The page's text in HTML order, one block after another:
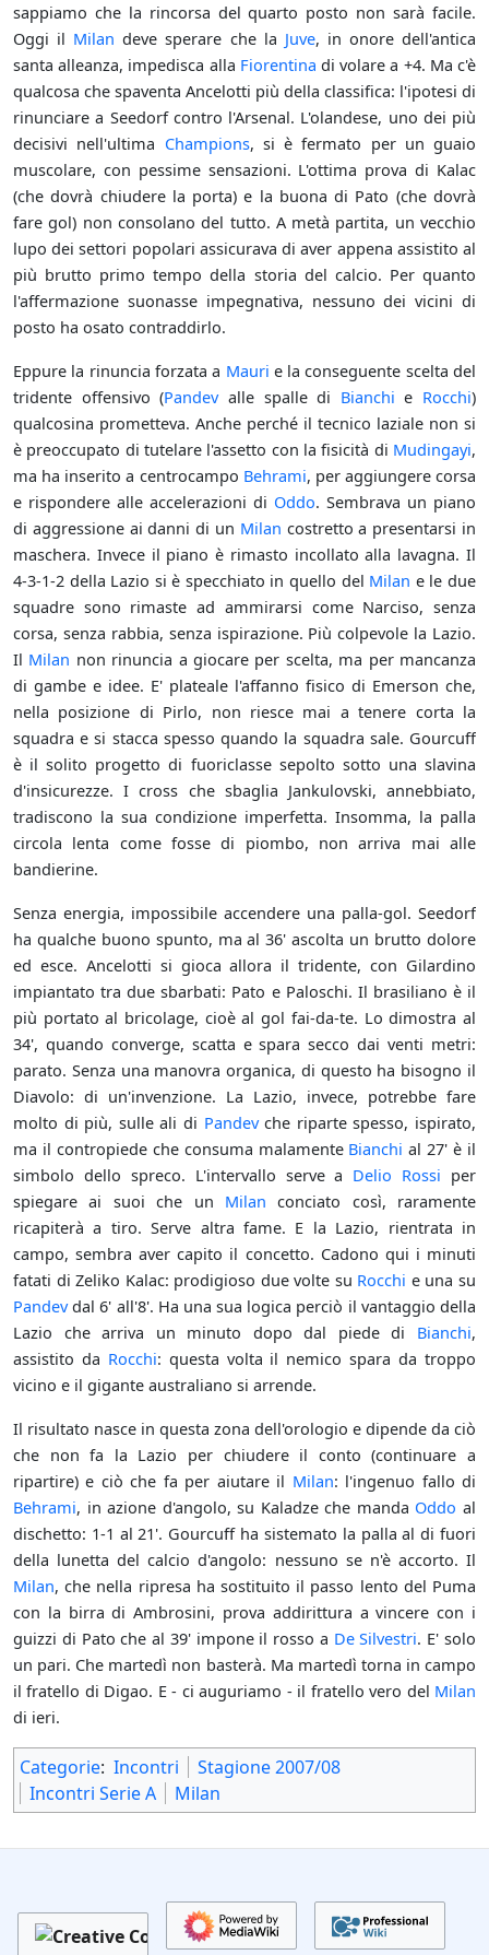
sappiamo che la rincorsa del quarto posto non sarà facile.
Oggi il Milan deve sperare che la Juve, in onore dell'antica
santa alleanza, impedisca alla Fiorentina di volare a +4. Ma c'è
qualcosa che spaventa Ancelotti più della classifica: l'ipotesi di
rinunciare a Seedorf contro l'Arsenal. L'olandese, uno dei più
decisivi nell'ultima Champions, si è fermato per un guaio
muscolare, con pessime sensazioni. L'ottima prova di Kalac
(che dovrà chiudere la porta) e la buona di Pato (che dovrà
fare gol) non consolano del tutto. A metà partita, un vecchio
lupo dei settori popolari assicurava di aver appena assistito al
più brutto primo tempo della storia del calcio. Per quanto
l'affermazione suonasse impegnativa, nessuno dei vicini di
posto ha osato contraddirlo.
Eppure la rinuncia forzata a Mauri e la conseguente scelta del
tridente offensivo (Pandevalle spalle di Bianchi e Rocchi)
qualcosina prometteva. Anche perché il tecnico laziale non si
è preoccupato di tutelare l'assetto con la fisicità di Mudingayi,
ma ha inserito a centrocampo Behrami, per aggiungere corsa
e rispondere alle accelerazioni di Oddo. Sembrava un piano
di aggressione ai danni di un Milan costretto a presentarsi in
maschera. Invece il piano è rimasto incollato alla lavagna. Il
4-3-1-2 della Lazio si è specchiato in quello del Milan e le due
squadre sono rimaste ad ammirarsi come Narciso, senza
corsa, senza rabbia, senza ispirazione. Più colpevole la Lazio.
Il Milan non rinuncia a giocare per scelta, ma per mancanza
di gambe e idee. E' plateale l'affanno fisico di Emerson che,
nella posizione di Pirlo, non riesce mai a tenere corta la
squadra e si stacca spesso quando la squadra sale. Gourcuff
è il solito progetto di fuoriclasse sepolto sotto una slavina
d'insicurezze. I cross che sbaglia Jankulovski, annebbiato,
tradiscono la sua condizione imperfetta. Insomma, la palla
circola lenta come fosse di piombo, non arriva mai alle
bandierine.
Senza energia, impossibile accendere una palla-gol. Seedorf
ha qualche buono spunto, ma al 36' ascolta un brutto dolore
ed esce. Ancelotti si gioca allora il tridente, con Gilardino
impiantato tra due sbarbati: Pato e Paloschi. Il brasiliano è il
più portato al bricolage, cioè al gol fai-da-te. Lo dimostra al
34', quando converge, scatta e spara secco dai venti metri:
parato. Senza una manovra organica, di questo ha bisogno il
Diavolo: di un'invenzione. La Lazio, invece, potrebbe fare
molto di più, sulle ali di Pandevche riparte spesso, ispirato,
ma il contropiede che consuma malamente Bianchi al 27' è il
simbolo dello spreco. L'intervallo serve a Delio Rossi per
spiegare ai suoi che un Milan conciato così, raramente
ricapiterà a tiro. Serve altra fame. E la Lazio, rientrata in
campo, sembra aver capito il concetto. Cadono qui i minuti
fatati di Zeliko Kalac: prodigioso due volte su Rocchi e una su
Pandevdal 6' all'8'. Ha una sua logica perciò il vantaggio della
Lazio che arriva un minuto dopo dal piede di Bianchi,
assistito da Rocchi: questa volta il nemico spara da troppo
vicino e il gigante australiano si arrende.
Il risultato nasce in questa zona dell'orologio e dipende da ciò
che non fa la Lazio per chiudere il conto (continuare a
ripartire) e ciò che fa per aiutare il Milan: l'ingenuo fallo di
Behrami, in azione d'angolo, su Kaladze che manda Oddo al
dischetto: 1-1 al 21'. Gourcuff ha sistemato la palla al di fuori
della lunetta del calcio d'angolo: nessuno se n'è accorto. Il
Milan, che nella ripresa ha sostituito il passo lento del Puma
con la birra di Ambrosini, prova addirittura a vincere con i
guizzi di Pato che al 39' impone il rosso a De Silvestri. E' solo
un pari. Che martedì non basterà. Ma martedì torna in campo
il fratello di Digao. E - ci auguriamo - il fratello vero del Milan
di ieri.
Categorie: Incontri
Stagione 2007/08
Incontri Serie A
Milan